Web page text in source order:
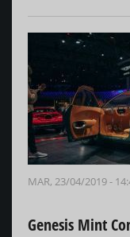
MAR, 23/04/2019 -
Genesis Mint